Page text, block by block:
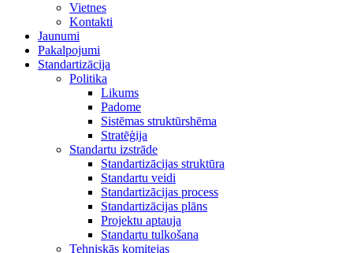
Vietnes
Kontakti
Jaunumi
Pakalpojumi
Standartizācija
Politika
Likums
Padome
Sistēmas struktūrshēma
Stratēģija
Standartu izstrāde
Standartizācijas struktūra
Standartu veidi
Standartizācijas process
Standartizācijas plāns
Projektu aptauja
Standartu tulkošana
Tehniskās komitejas